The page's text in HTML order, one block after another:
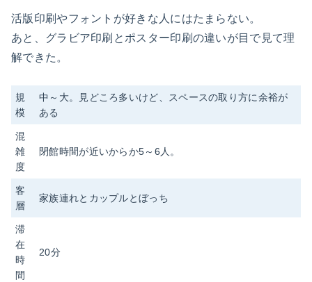
活版印刷やフォントが好きな人にはたまらない。
あと、グラビア印刷とポスター印刷の違いが目で見て理
解できた。
規
模
中～大。見どころ多いけど、スペースの取り方に余裕が
ある
混
雑
度
閉館時間が近いからか5～6人。
客
層
家族連れとカップルとぼっち
滞
在
時
間
20分